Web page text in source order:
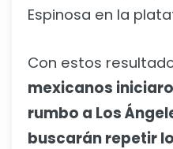
Espinosa en la
Con estos
mexicanos
rumbo a Los
buscarán repetir